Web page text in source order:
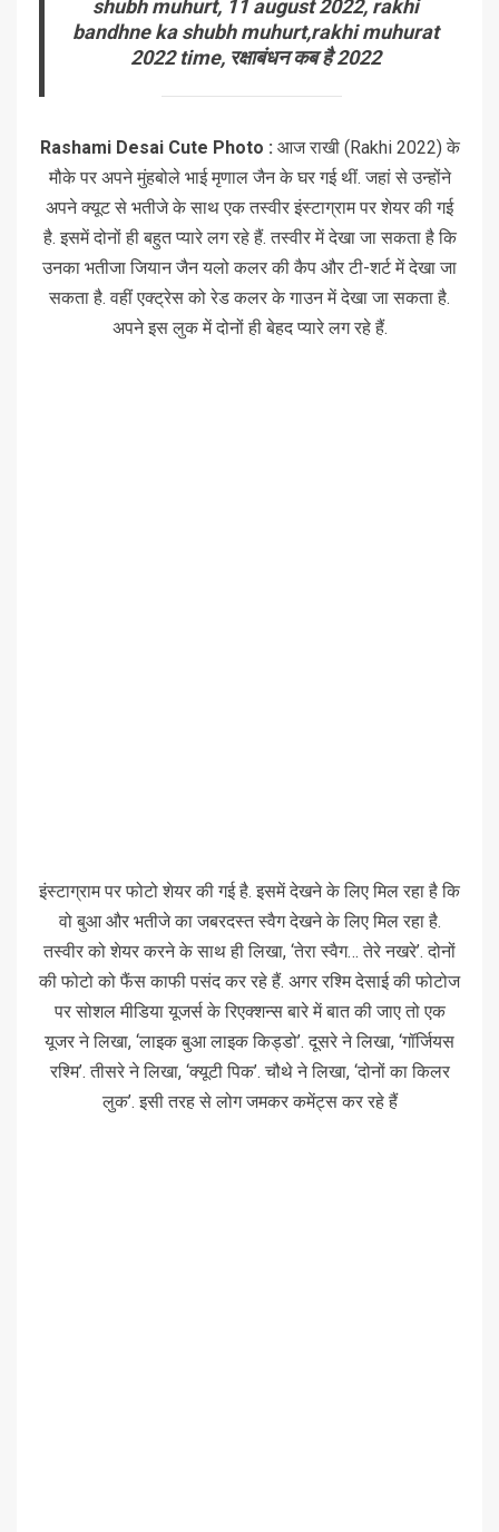
shubh muhurt, 11 august 2022, rakhi
bandhne ka shubh muhurt,rakhi muhurat
2022 time, रक्षाबंधन कब है 2022
Rashami Desai Cute Photo : आज राखी (Rakhi 2022) के
मौके पर अपने मुंहबोले भाई मृणाल जैन के घर गई थीं. जहां से उन्होंने
अपने क्यूट से भतीजे के साथ एक तस्वीर इंस्टाग्राम पर शेयर की गई
है. इसमें दोनों ही बहुत प्यारे लग रहे हैं. तस्वीर में देखा जा सकता है कि
उनका भतीजा जियान जैन यलो कलर की कैप और टी-शर्ट में देखा जा
सकता है. वहीं एक्ट्रेस को रेड कलर के गाउन में देखा जा सकता है.
अपने इस लुक में दोनों ही बेहद प्यारे लग रहे हैं.
इंस्टाग्राम पर फोटो शेयर की गई है. इसमें देखने के लिए मिल रहा है कि
वो बुआ और भतीजे का जबरदस्त स्वैग देखने के लिए मिल रहा है.
तस्वीर को शेयर करने के साथ ही लिखा, ‘तेरा स्वैग… तेरे नखरे’. दोनों
की फोटो को फैंस काफी पसंद कर रहे हैं. अगर रश्मि देसाई की फोटोज
पर सोशल मीडिया यूजर्स के रिएक्शन्स बारे में बात की जाए तो एक
यूजर ने लिखा, ‘लाइक बुआ लाइक किड्डो’. दूसरे ने लिखा, ‘गॉर्जियस
रश्मि’. तीसरे ने लिखा, ‘क्यूटी पिक’. चौथे ने लिखा, ‘दोनों का किलर
लुक’. इसी तरह से लोग जमकर कमेंट्स कर रहे हैं